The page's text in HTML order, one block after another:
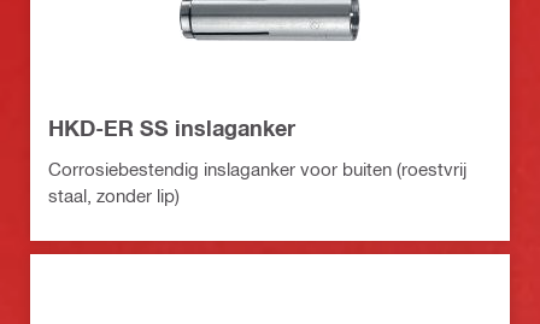
HKD-ER SS inslaganker
Corrosiebestendig inslaganker voor buiten (roestvrij
staal, zonder lip)